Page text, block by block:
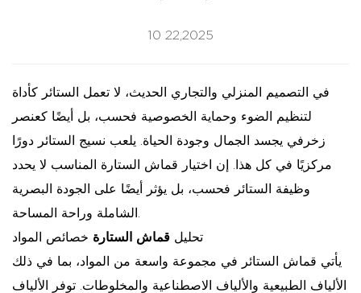
10 22,2025
في التصميم المنزلي والتجاري الحديث، لا تعمل الستائر كأداة
لتنظيم الضوء وحماية الخصوصية فحسب، بل أيضًا كعنصر
زخرفي يجسد الجمال وجودة الحياة. يلعب نسيج الستائر دورًا
مركزيًا في كل هذا. إن اختيار قماش الستارة المناسب لا يحدد
وظيفة الستائر فحسب، بل يؤثر أيضًا على الجودة البصرية
تحليل قماش الستارة خصائص المواد
يأتي قماش الستائر في مجموعة واسعة من المواد، بما في ذلك
الألياف الطبيعية والألياف الاصطناعية والمخلوطات. توفر الألياف